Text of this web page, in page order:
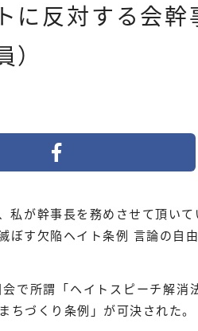
に反対する会
）
私が幹事長を務めさせて頂い
ぼす欠陥ヘイト条例 言論の自
で所謂「ヘイトスピーチ解消
ちづくり条例」が可決された。